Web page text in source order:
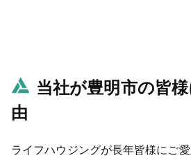
当社が豊明市の皆
由
ライフハウジングが長年皆様にご